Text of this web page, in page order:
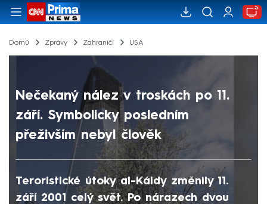
Domů Zprávy Zahraničí USA
Nečekaný nález v troskách po 11.
září. Symbolicky posledním
přeživším nebyl člověk
Teroristické útoky al-Káidy změnily 11.
září 2001 celý svět. Po nárazech dvou